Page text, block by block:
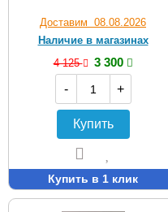
Доставим 08.08.2026
Наличие в магазинах
4 125
3 300
-
+
Купить
Купить в 1 клик